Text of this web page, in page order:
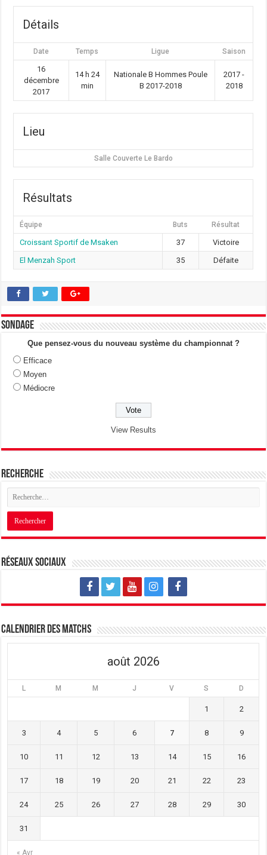
Détails
Date Temps Ligue Saison
16
décembre
2017
14 h 24
min
Nationale B Hommes Poule
B 2017-2018
2017 -
2018
Lieu
Salle Couverte Le Bardo
Résultats
Équipe Buts Résultat
Croissant Sportif de Msaken 37
Victoire
El Menzah Sport
35 Défaite
Sondage
Que pensez-vous du nouveau système du championnat ?
Efficace
Moyen
Médiocre
View Results
Recherche
Réseaux sociaux
Calendrier des matchs
août 2026
L M M J V S D
« Avr
1 2
3 4 5 6 7 8 9
10 11 12 13 14 15 16
17 18 19 20 21 22 23
24 25 26 27 28 29 30
31